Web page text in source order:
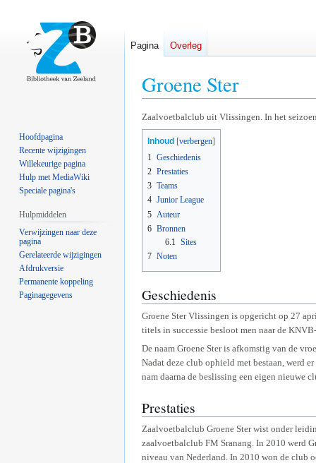
Groene Ster
Naar
navigatie
springen
Naar
zoeken
springen
Zaalvoetbalclub uit Vlissingen. In het
Inhoud
1
Geschiedenis
2 Prestaties
3 Teams
4 Junior League
5 Auteur
6 Bronnen
6.1 Sites
7 Noten
Geschiedenis
Groene Ster Vlissingen is opgericht op 27
titels in successie besloot men naar de
De naam Groene Ster is afkomstig van de
Nadat deze club ophield met bestaan, werd
nam daarna de beslissing een eigen nieuwe
Prestaties
Zaalvoetbalclub Groene Ster wist onder
zaalvoetbalclub FM Sranang. In 2010 werd
niveau van Nederland. In 2010 won de club
Pagina Overleg
Hoofdpagina
Recente wijzigingen
Willekeurige pagina
Hulp met MediaWiki
Speciale pagina's
Hulpmiddelen
Verwijzingen naar deze
pagina
Gerelateerde wijzigingen
Afdrukversie
Permanente koppeling
Paginagegevens